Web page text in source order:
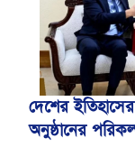
দেশের
অনুষ্ঠানের